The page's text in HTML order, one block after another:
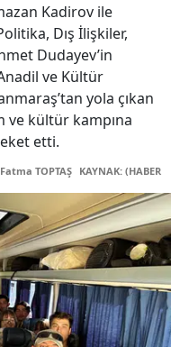
Kadirov ile
Dış İlişkiler,
Dudayev’in
ve Kültür
yola çıkan
ve kültür kampına
etti.
TOPTAŞ KAYNAK: (HABER